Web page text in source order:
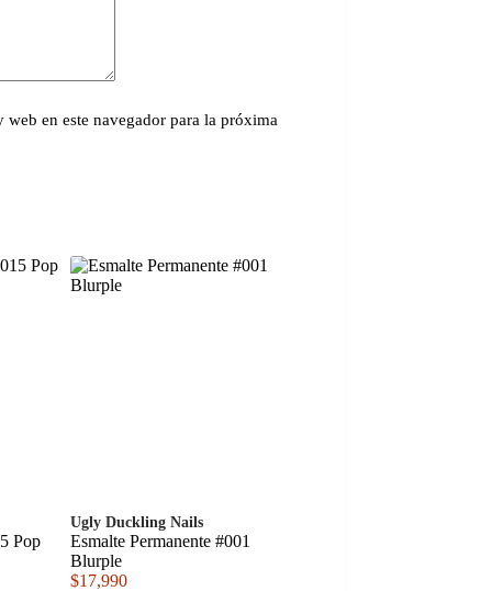
en este navegador para la próxima
Pop
Ugly Duckling Nails
Esmalte Permanente #001
Blurple
$17,990